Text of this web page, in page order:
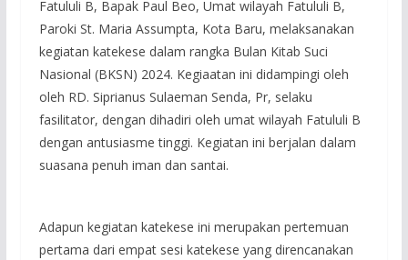
Fatululi B, Bapak Paul Beo, Umat wilayah Fatululi B,
Paroki St. Maria Assumpta, Kota Baru, melaksanakan
kegiatan katekese dalam rangka Bulan Kitab Suci
Nasional (BKSN) 2024. Kegiaatan ini didampingi oleh
oleh RD. Siprianus Sulaeman Senda, Pr, selaku
fasilitator, dengan dihadiri oleh umat wilayah Fatululi B
dengan antusiasme tinggi. Kegiatan ini berjalan dalam
suasana penuh iman dan santai.
Adapun kegiatan katekese ini merupakan pertemuan
pertama dari empat sesi katekese yang direncanakan